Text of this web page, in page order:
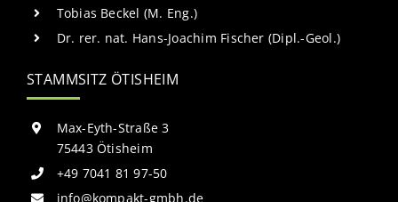
Tobias Beckel (M. Eng.)
Dr. rer. nat. Hans-Joachim Fischer (Dipl.-Geol.)
STAMMSITZ ÖTISHEIM
Max-Eyth-Straße 3
75443 Ötisheim
+49 7041 81 97-50
info@kompakt-gmbh.de